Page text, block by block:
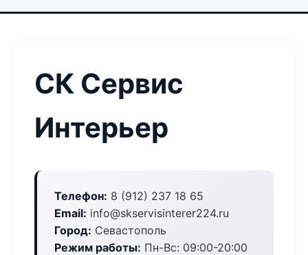
СК Сервис
Интерьер
Телефон: 8 (912) 237 18 65
Email: info@skservisinterer224.ru
Город: Севастополь
Режим работы: Пн-Вс: 09:00-20:00